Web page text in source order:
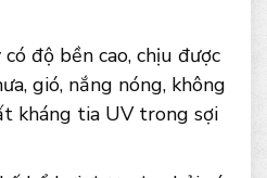
độ bền cao, chịu được
gió, nắng nóng, không
kháng tia UV trong sợi